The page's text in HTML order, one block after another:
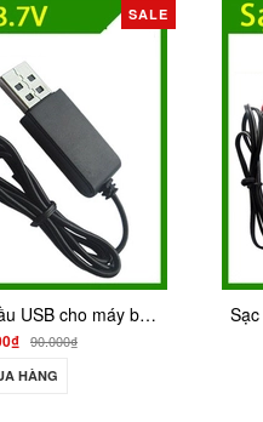
Sạc pin máy bay lipo 3.7v đầu đỏ cắm điện
HÀNG